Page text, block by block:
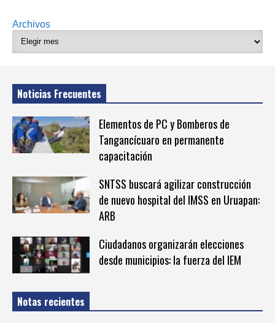
Archivos
Noticias Frecuentes
Elementos de PC y Bomberos de
Tangancícuaro en permanente
capacitación
SNTSS buscará agilizar construcción
de nuevo hospital del IMSS en Uruapan:
ARB
Ciudadanos organizarán elecciones
desde municipios: la fuerza del IEM
Notas recientes